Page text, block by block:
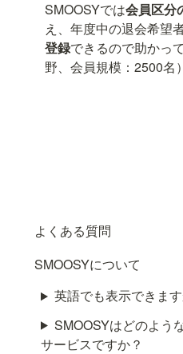
SMOOSYでは会員区分
え、年度中の退会希望
登録できるので助かっ
野、会員規模：2500名）
よくある質問
SMOOSYについて
英語でも表示できま
SMOOSYはどのよう
サービスですか？